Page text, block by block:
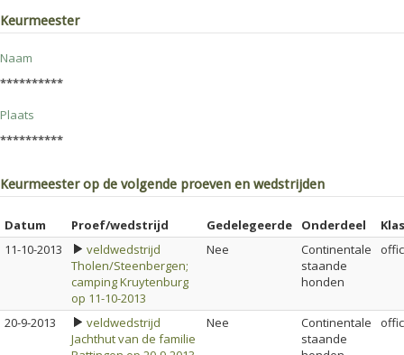
Keurmeester
Naam
**********
Plaats
**********
Keurmeester op de volgende proeven en wedstrijden
Datum Proef/wedstrijd Gedelegeerde Onderdeel
11-10-2013
veldwedstrijd
Tholen/Steenbergen;
camping Kruytenburg
op 11-10-2013
Nee
Continentale
staande
honden
20-9-2013
veldwedstrijd
Jachthut van de familie
Nee
Continentale
staande